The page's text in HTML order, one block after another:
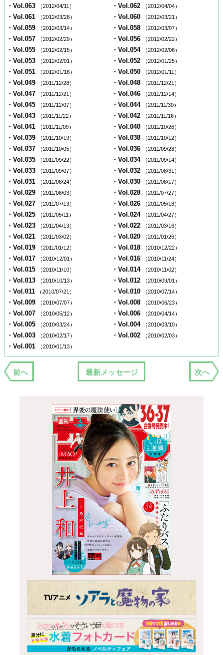
・Vol.063 （2012/04/11） ・Vol.062 （2012/04/04）
・Vol.061 （2012/03/28） ・Vol.060 （2012/03/21）
・Vol.059 （2012/03/14） ・Vol.058 （2012/03/07）
・Vol.057 （2012/02/29） ・Vol.056 （2012/02/22）
・Vol.055 （2012/02/15） ・Vol.054 （2012/02/08）
・Vol.053 （2012/02/01） ・Vol.052 （2012/01/25）
・Vol.051 （2012/01/18） ・Vol.050 （2012/01/11）
・Vol.049 （2011/12/28） ・Vol.048 （2011/12/21）
・Vol.047 （2011/12/21） ・Vol.046 （2011/12/14）
・Vol.045 （2011/12/07） ・Vol.044 （2011/11/30）
・Vol.043 （2011/11/22） ・Vol.042 （2011/11/16）
・Vol.041 （2011/11/09） ・Vol.040 （2011/10/26）
・Vol.039 （2011/10/19） ・Vol.038 （2011/10/12）
・Vol.037 （2011/10/05） ・Vol.036 （2011/09/28）
・Vol.035 （2011/09/22） ・Vol.034 （2011/09/14）
・Vol.033 （2011/09/07） ・Vol.032 （2011/08/31）
・Vol.031 （2011/08/24） ・Vol.030 （2011/08/17）
・Vol.029 （2011/08/03） ・Vol.028 （2011/07/27）
・Vol.027 （2011/07/13） ・Vol.026 （2011/05/18）
・Vol.025 （2011/05/11） ・Vol.024 （2011/04/27）
・Vol.023 （2011/04/13） ・Vol.022 （2011/03/16）
・Vol.021 （2011/03/02） ・Vol.020 （2011/01/26）
・Vol.019 （2011/01/12） ・Vol.018 （2010/12/22）
・Vol.017 （2010/12/01） ・Vol.016 （2010/11/24）
・Vol.015 （2010/11/10） ・Vol.014 （2010/11/02）
・Vol.013 （2010/10/13） ・Vol.012 （2010/09/01）
・Vol.011 （2010/07/21） ・Vol.010 （2010/07/14）
・Vol.009 （2010/07/07） ・Vol.008 （2010/06/23）
・Vol.007 （2010/05/12） ・Vol.006 （2010/04/14）
・Vol.005 （2010/03/24） ・Vol.004 （2010/03/10）
・Vol.003 （2010/02/17） ・Vol.002 （2010/02/03）
・Vol.001 （2010/01/13）
前へ 最新メッセージ 次へ